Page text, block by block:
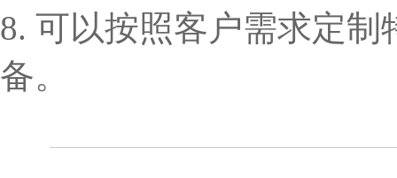
8. 可以按照客户需求定制
备。